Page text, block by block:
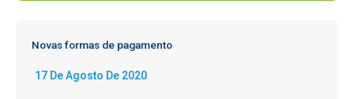
Novas formas de pagamento
17 De Agosto De 2020